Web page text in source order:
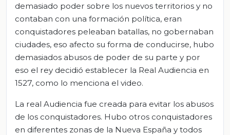
demasiado poder sobre los nuevos territorios y no
contaban con una formación política, eran
conquistadores peleaban batallas, no gobernaban
ciudades, eso afecto su forma de conducirse, hubo
demasiados abusos de poder de su parte y por
eso el rey decidió establecer la Real Audiencia en
1527, como lo menciona el video.
La real Audiencia fue creada para evitar los abusos
de los conquistadores. Hubo otros conquistadores
en diferentes zonas de la Nueva España y todos